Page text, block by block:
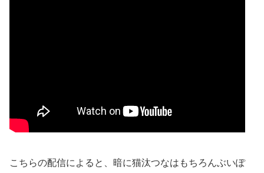
こちらの配信によると、暗に猫汰つなはもちろんぶいぽ